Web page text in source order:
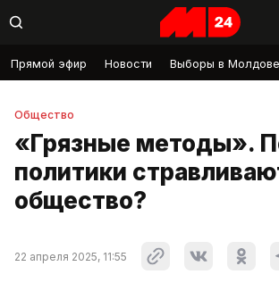
Прямой эфир Новости Выборы в Молдове
Общество
«Грязные методы».
политики
общество?
22 апреля 2025, 11:55